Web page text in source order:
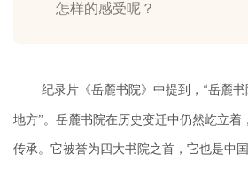
怎样的感受呢？
纪录片《岳麓书院》中提到， “岳麓书
地方”。岳麓书院在历史变迁中仍然屹立着
传承。它被誉为 四大书院之首 ，它也是中